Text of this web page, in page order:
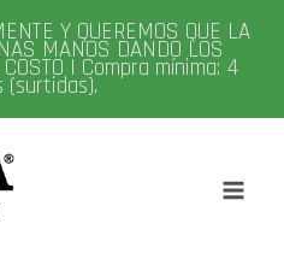
Y QUEREMOS QUE LA
MANOS DANDO LOS
| Compra mínima: 4
(surtidas).